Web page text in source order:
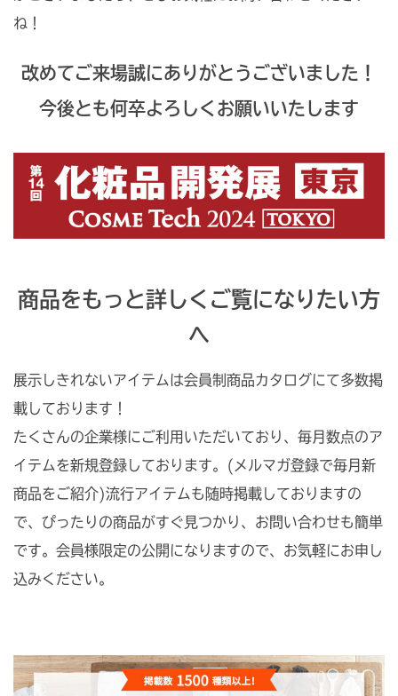
ね！
改めてご来場誠にありがとうございました！
今後とも何卒よろしくお願いいたします
商品をもっと詳しくご覧になりたい方
へ
展示しきれないアイテムは会員制商品カタログにて多数掲
載しております！
たくさんの企業様にご利用いただいており、毎月数点のア
イテムを新規登録しております。(メルマガ登録で毎月新
商品をご紹介)流行アイテムも随時掲載しておりますの
で、ぴったりの商品がすぐ見つかり、お問い合わせも簡単
です。会員様限定の公開になりますので、お気軽にお申し
込みください。